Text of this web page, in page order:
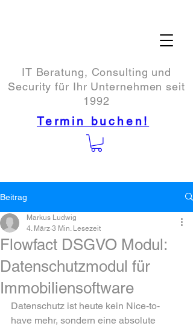
IT Beratung, Consulting und
Security für Ihr Unternehmen seit
1992
Termin buchen!
Beitrag
Flowfact DSGVO Modul:
Datenschutzmodul für
Immobiliensoftware
Markus Ludwig
4. März 3 Min. Lesezeit
Datenschutz ist heute kein Nice-to-
have mehr, sondern eine absolute